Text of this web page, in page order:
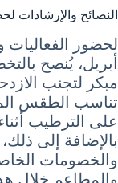
النصائح والإرشادات
لحضور
أبريل، يُنصح
مبكر لتجنب
تناسب الطقس
على الترطيب
بالإضافة إلى
والخصومات
والمطاعم خلال